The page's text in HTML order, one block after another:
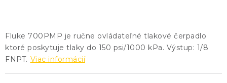
Fluke 700PMP je ručne ovládateľné tlakové čerpadlo
ktoré poskytuje tlaky do 150 psi/1000 kPa. Výstup: 1/8
FNPT. Viac informácií